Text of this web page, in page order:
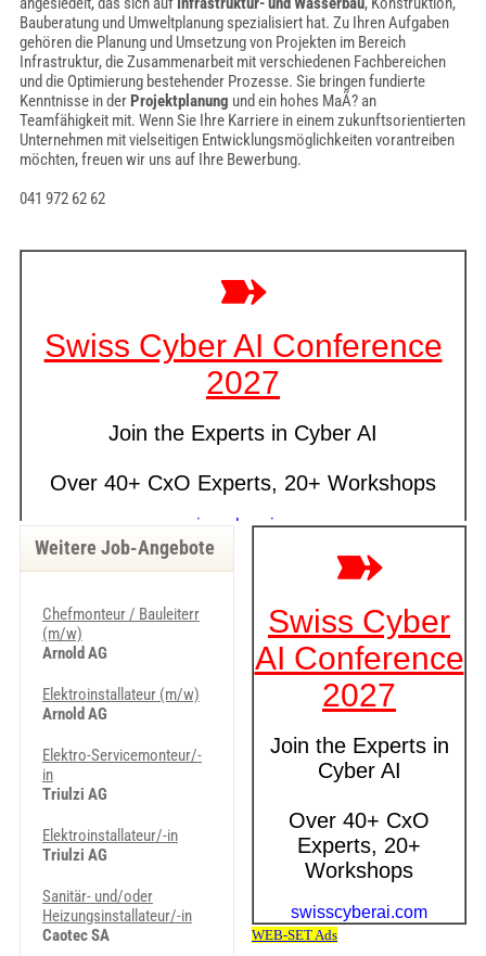
Bauberatung und Umweltplanung spezialisiert hat. Zu Ihren Aufgaben
gehören die Planung und Umsetzung von Projekten im Bereich
Infrastruktur, die Zusammenarbeit mit verschiedenen Fachbereichen
und die Optimierung bestehender Prozesse. Sie bringen fundierte
Kenntnisse in derProjektplanung und ein hohes MaÃ? an
Teamfähigkeit mit. Wenn Sie Ihre Karriere in einem zukunftsorientierten
Unternehmen mit vielseitigen Entwicklungsmöglichkeiten vorantreiben
möchten, freuen wir uns auf Ihre Bewerbung.
041 972 62 62
Weitere Job-Angebote
Chefmonteur / Bauleiterr
(m/w)
Arnold AG
Elektroinstallateur (m/w)
Arnold AG
Elektro-Servicemonteur/-
in
Triulzi AG
Elektroinstallateur/-in
Triulzi AG
Sanitär- und/oder
Heizungsinstallateur/-in
Caotec SA